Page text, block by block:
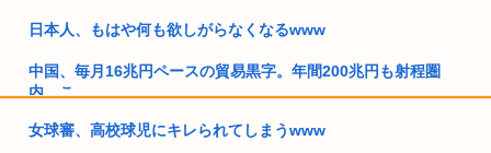
日本人、もはや何も欲しがらなくなるwww
中国、毎月16兆円ペースの貿易黒字。年間200兆円も射程圏
内。こ...
【画像】ワイが今まで信じてきた常識www
女球審、高校球児にキレられてしまうwww